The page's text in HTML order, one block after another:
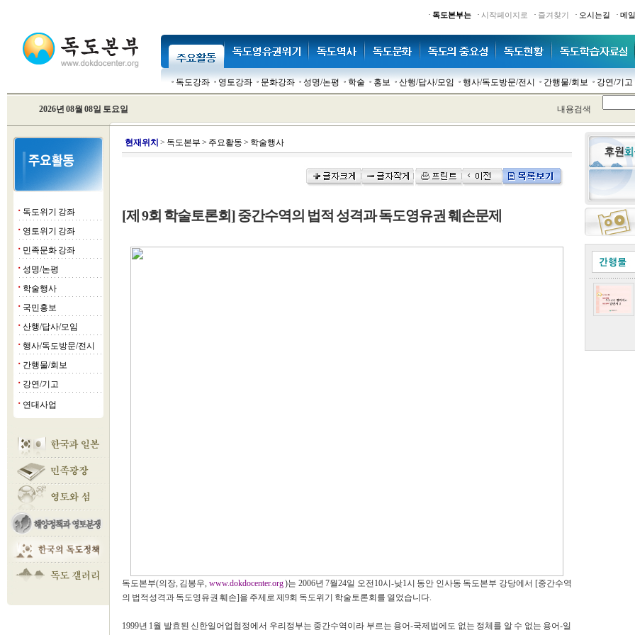
· 독도본부는 · 시작페이지로 · 즐겨찾기 · 오시는길 · 메
독도강좌 영토강좌 문화강좌 성명/논평 학술 홍보 산행/답사/모임 행사/독도방문/전시 간행물/회보 강연/기고
2026년 08월 08일 토요일 내용검색
■ 독도위기 강좌
■ 영토위기 강좌
■ 민족문화 강좌
■ 성명/논평
■ 학술행사
■ 국민홍보
■ 산행/답사/모임
■ 행사/독도방문/전시
■ 간행물/회보
■ 강연/기고
■ 연대사업
현재위치 > 독도본부 > 주요활동 > 학술행사
[제 9회 학술토론회] 중간수역의 법적 성격과 독도영유권 훼손문제
독도본부(의장, 김봉우, www.dokdocenter.org)는 2006년 7월24일 오전10시-낮1시 동안 인사동 독도본부 강당에서 [중간수역
의 법적성격과 독도영유권 훼손]을 주제로 제9회 독도위기 학술토론회를 열었습니다.
1999년 1월 발효된 신한일어업협정에서 우리정부는 중간수역이라 부르는 용어-국제법에도 없는 정체를 알 수 없는 용어-일